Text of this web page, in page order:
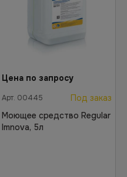
Цена по запросу
Арт. 00445
Под заказ
Моющее средство Regular
Imnova, 5л